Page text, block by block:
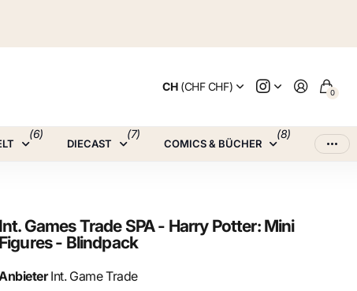
CH(CHF CHF) 0
(6)
DIECAST
(7)
COMICS & BÜCHER
(8)
Int. Games Trade SPA - Harry Potter: Mini
Figures - Blindpack
Int. Game Trade